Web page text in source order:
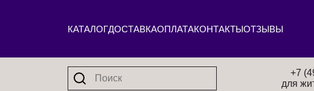
КАТАЛОГДОСТАВКАОПЛАТАКОНТАКТЫОТЗЫВЫ
+7
для